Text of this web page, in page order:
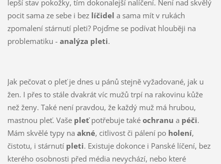
lepší stav pokožky, tím dokonalejší nalíčení. Není nad skvělý
pocit sama ze sebe i bez líčidel a sama mít v rukách
zpomalení stárnutí pleti? Pojďme se podívat hlouběji na
problematiku - analýza pleti.
Jak pečovat o pleť je dnes u pánů stejně vyžadované, jak u
žen. I přes to stále dvakrát víc mužů trpí na rakovinu kůže
než ženy. Také není pravdou, že každý muž má hrubou,
mastnou pleť. Vaše pleťpotřebuje také ochranu a péči.
Mám skvělé typy na akné, citlivost či pálení po holení,
čistotu, i stárnutí pleti. Existuje dokonce i Panské líčení, bez
kterého osobnosti před média nevychází, nebo které